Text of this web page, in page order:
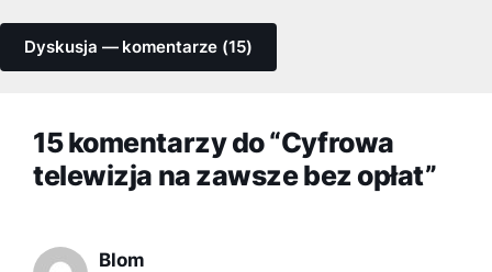
Dyskusja — komentarze (15)
15 komentarzy do “Cyfrowa
telewizja na zawsze bez opłat”
Blom